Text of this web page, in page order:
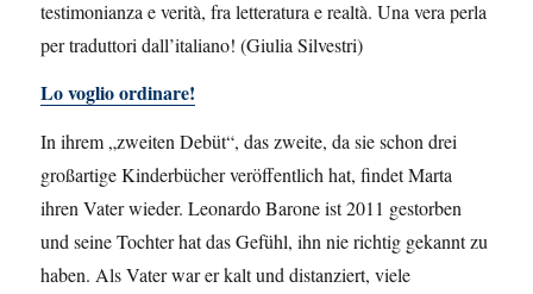
testimonianza e verità, fra letteratura e realtà. Una vera perla
per traduttori dall’italiano! (Giulia Silvestri)
Lo voglio ordinare!
In ihrem „zweiten Debüt“, das zweite, da sie schon drei
großartige Kinderbücher veröffentlich hat, findet Marta
ihren Vater wieder. Leonardo Barone ist 2011 gestorben
und seine Tochter hat das Gefühl, ihn nie richtig gekannt zu
haben. Als Vater war er kalt und distanziert, viele